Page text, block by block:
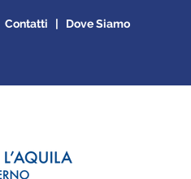
Contatti | Dove Siamo